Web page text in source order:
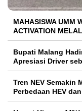
MAHASISWA UMM
ACTIVATION
Bupati Malang
Apresiasi Driver
Tren NEV Semakin
Perbedaan HEV